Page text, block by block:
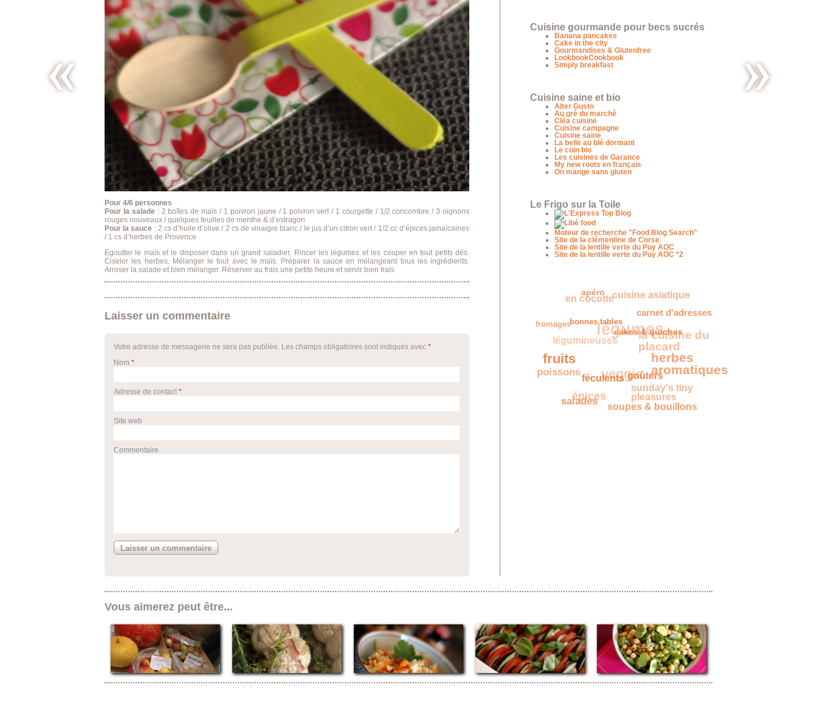
Pour 4/6 personnes
Pour la salade: 2 boîtes de maïs / 1 poivron jaune / 1 poivron vert / 1 courgette / 1/2 concombre / 3 oignons
rouges nouveaux / quelques feuilles de menthe & d’estragon
Pour la sauce : 2 cs d’huile d’olive / 2 cs de vinaigre blanc / le jus d’un citron vert / 1/2 cc d’épices jamaïcaines
/ 1 cs d’herbes de Provence
Egoutter le maïs et le disposer dans un grand saladier. Rincer les légumes et les couper en tout petits dés.
Ciseler les herbes. Mélanger le tout avec le maïs. Préparer la sauce en mélangeant tous les ingrédients.
Arroser la salade et bien mélanger. Réserver au frais une petite heure et servir bien frais
Laisser un commentaire
Votre adresse de messagerie ne sera pas publiée. Les champs obligatoires sont indiqués avec *
Nom *
Adresse de contact *
Site web
Commentaire
Cuisine gourmande pour becs sucrés
Banana pancakes
Cake in the city
Gourmandises & Glutenfree
LookbookCookbook
Simply breakfast
Cuisine saine et bio
Alter Gusto
Au gré du marché
Cléa cuisine
Cuisine campagne
Cuisine saine
La belle au blé dormant
Le coin bio
Les cuisines de Garance
My new roots en français
On mange sans gluten
Le Frigo sur la Toile
Moteur de recherche "Food Blog Search"
Site de la clémentine de Corse
Site de la lentille verte du Puy AOC
Site de la lentille verte du Puy AOC *2
apéro
bonnes tables
cakes & quiches
carnet d'adresses
cuisine asiatique
en cocotte
fromages
fruits
féculents goûters
herbes
aromatiques
la cuisine du
placard
légumes
légumineuses
poissons
salades
soupes & bouillons
sunday's tiny
pleasures
veggie
épices
Vous aimerez peut être...